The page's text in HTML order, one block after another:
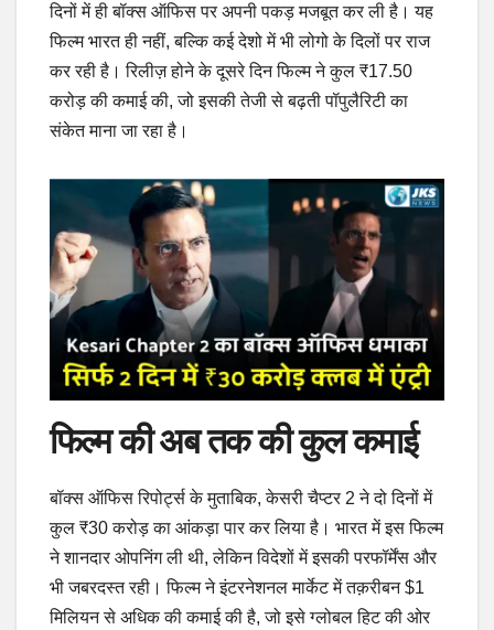
दिनों में ही बॉक्स ऑफिस पर अपनी पकड़ मजबूत कर ली है। यह
फिल्म भारत ही नहीं, बल्कि कई देशो में भी लोगो के दिलों पर राज
कर रही है। रिलीज़ होने के दूसरे दिन फिल्म ने कुल ₹17.50
करोड़ की कमाई की, जो इसकी तेजी से बढ़ती पॉपुलैरिटी का
संकेत माना जा रहा है।
फिल्म की अब तक की कुल कमाई
बॉक्स ऑफिस रिपोर्ट्स के मुताबिक, केसरी चैप्टर 2 ने दो दिनों में
कुल ₹30 करोड़ का आंकड़ा पार कर लिया है। भारत में इस फिल्म
ने शानदार ओपनिंग ली थी, लेकिन विदेशों में इसकी परफॉर्मेंस और
भी जबरदस्त रही। फिल्म ने इंटरनेशनल मार्केट में तक़रीबन $1
मिलियन से अधिक की कमाई की है, जो इसे ग्लोबल हिट की ओर